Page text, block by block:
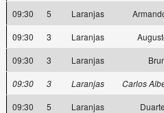
09:30
5 Laranjas
09:30
3 Laranjas
09:30
3 Laranjas
09:30
3 Laranjas
Carlos
09:30
5 Laranjas